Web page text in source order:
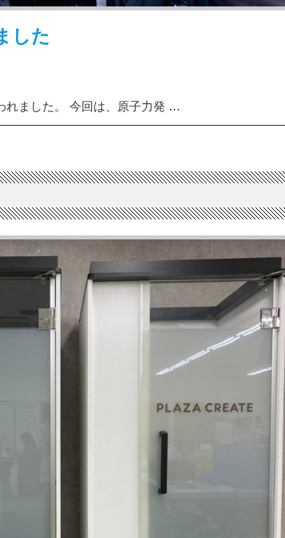
した
れました。 今回は、原子力発 …